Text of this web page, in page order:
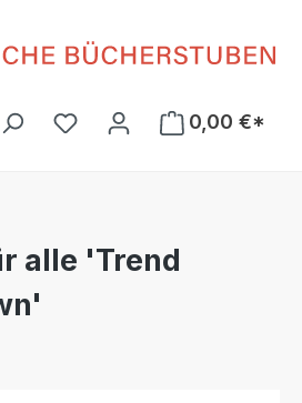
Du hast 0 Produkte auf
0,00 €*
alle 'Trend